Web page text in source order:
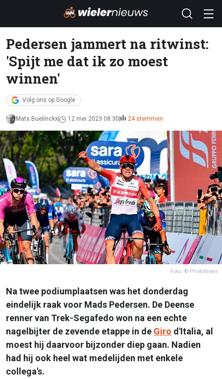
Pedersen jammert na ritwinst:
'Spijt me dat ik zo moest
winnen'
Volg ons op Google
Mats Buelinckx 12 mei 2023 08:30 24 stemmen
Foto: © PhotoNews
Na twee podiumplaatsen was het donderdag
eindelijk raak voor Mads Pedersen. De Deense
renner van Trek-Segafedo won na een echte
nagelbijter de zevende etappe in de Giro d'Italia, al
moest hij daarvoor bijzonder diep gaan. Nadien
had hij ook heel wat medelijden met enkele
collega's.